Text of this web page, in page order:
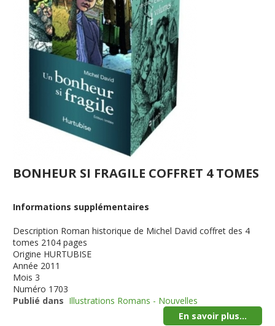
BONHEUR SI FRAGILE COFFRET 4 TOMES
Informations supplémentaires
Description Roman historique de Michel David coffret des 4
tomes 2104 pages
Origine HURTUBISE
Année 2011
Mois 3
Numéro 1703
Publié dans Illustrations Romans - Nouvelles
En savoir plus...